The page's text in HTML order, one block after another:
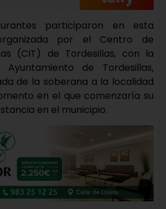
participaron en esta
por el Centro de
(CIT) de Tordesillas, con la
de Tordesillas,
de la soberana a la localidad
en el que comenzaría su
en el municipio.